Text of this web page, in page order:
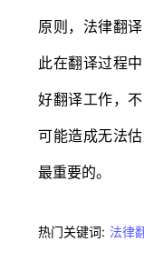
原则，法律翻
此在翻译过程
好翻译工作，
可能造成无法
最重要的。
热门关键词: 法律